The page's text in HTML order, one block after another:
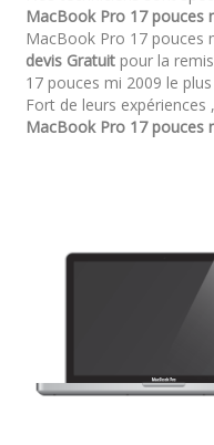
MacBook Pro 17 pouces
MacBook Pro 17 pouces
devis Gratuitpour la
17 pouces mi 2009 le
Fort de leurs
MacBook Pro 17 pouces